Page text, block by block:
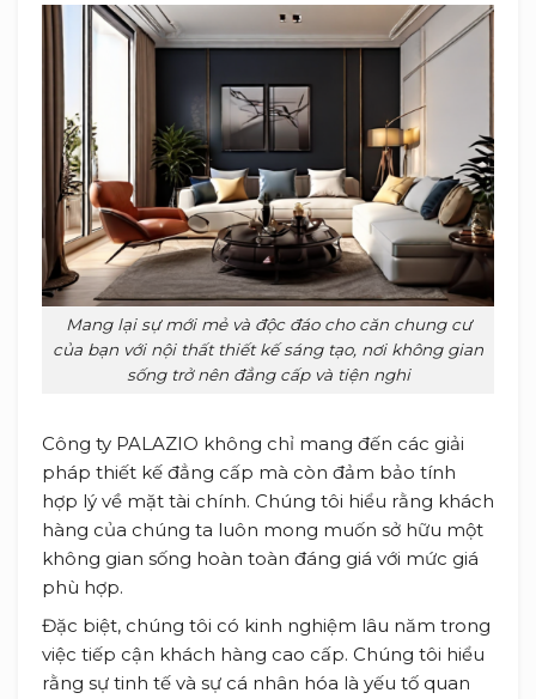
Mang lại sự mới mẻ và độc đáo cho căn chung cư
của bạn với nội thất thiết kế sáng tạo, nơi không gian
sống trở nên đẳng cấp và tiện nghi
Công ty PALAZIO không chỉ mang đến các giải
pháp thiết kế đẳng cấp mà còn đảm bảo tính
hợp lý về mặt tài chính. Chúng tôi hiểu rằng khách
hàng của chúng ta luôn mong muốn sở hữu một
không gian sống hoàn toàn đáng giá với mức giá
phù hợp.
Đặc biệt, chúng tôi có kinh nghiệm lâu năm trong
việc tiếp cận khách hàng cao cấp. Chúng tôi hiểu
rằng sự tinh tế và sự cá nhân hóa là yếu tố quan